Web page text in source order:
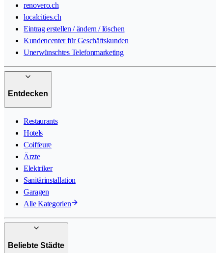
renovero.ch
localcities.ch
Eintrag erstellen / ändern / löschen
Kundencenter für Geschäftskunden
Unerwünschtes Telefonmarketing
Entdecken
Restaurants
Hotels
Coiffeure
Ärzte
Elektriker
Sanitärinstallation
Garagen
Alle Kategorien
Beliebte Städte